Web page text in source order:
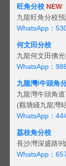
旺角分校 NEW
九龍旺角分校
WhatsApp：
何文田分校
九龍何文田佛
WhatsApp：
九龍灣/牛頭角
九龍灣牛頭角
(觀塘綫九龍灣
WhatsApp：
荔枝角分校
長沙灣深盛路9
WhatsApp：